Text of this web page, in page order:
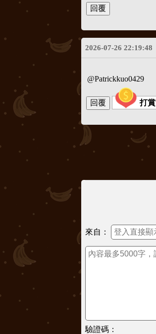
2026-07-26 22:19:48
@Patrickkuo0429
打賞
來自：
驗證碼：